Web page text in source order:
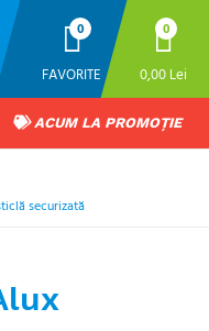
FAVORITE
0 0
0,00 Lei
ACUM LA PROMOȚIE
securizată